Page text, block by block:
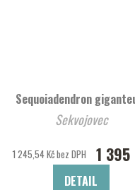
Sequoiadendron
Sekvojovec
1 245,54 Kč bez DPH 1 395
DETAIL